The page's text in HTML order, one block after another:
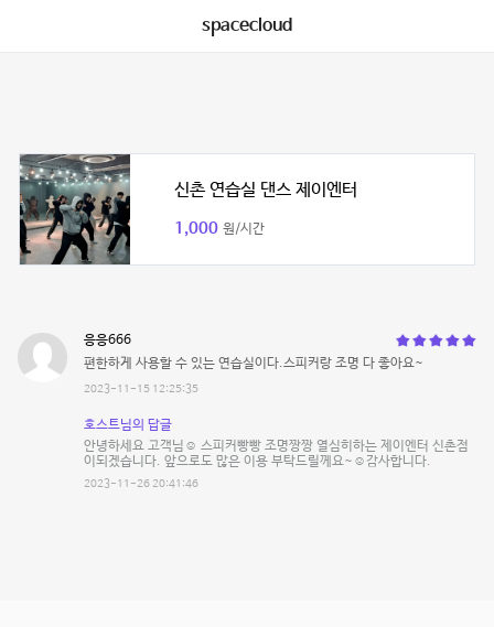
spacecloud
신촌 연습실 댄스 제이엔터
1,000 원/시간
응응666
편한하게 사용할 수 있는 연습실이다.스피커랑 조명 다 좋아요~
2023-11-15 12:25:35
호스트님의 답글
안녕하세요 고객님☺️ 스피커빵빵 조명짱짱 열심히하는 제이엔터 신촌점
이되겠습니다. 앞으로도 많은 이용 부탁드릴께요~☺️감사합니다.
2023-11-26 20:41:46